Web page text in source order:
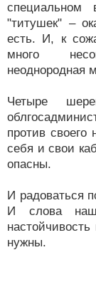
специальном
"титушек" –
есть. И, к
много
неоднородная
Четыре
против
себя и свои
опасны.
И радоваться
И слова
нужны.